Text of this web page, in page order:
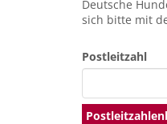
Deutsche
sich bitte mit
Postleitzahl